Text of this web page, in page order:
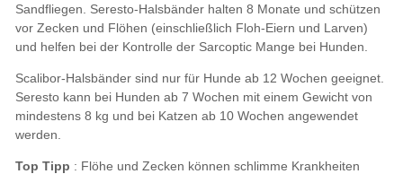
Top Tipp